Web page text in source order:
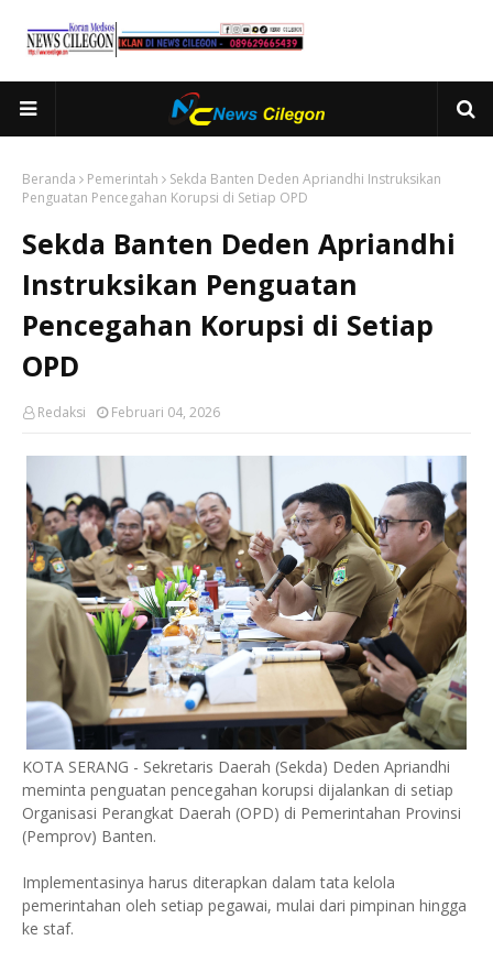
Beranda Pemerintah
Sekda Banten Deden Apriandhi Instruksikan
Penguatan Pencegahan Korupsi di Setiap OPD
Sekda Banten Deden Apriandhi
Instruksikan Penguatan
Pencegahan Korupsi di Setiap
OPD
Redaksi Februari 04, 2026
KOTA SERANG - Sekretaris Daerah (Sekda) Deden Apriandhi
meminta penguatan pencegahan korupsi dijalankan di setiap
Organisasi Perangkat Daerah (OPD) di Pemerintahan Provinsi
(Pemprov) Banten.
Implementasinya harus diterapkan dalam tata kelola
pemerintahan oleh setiap pegawai, mulai dari pimpinan hingga
ke staf.